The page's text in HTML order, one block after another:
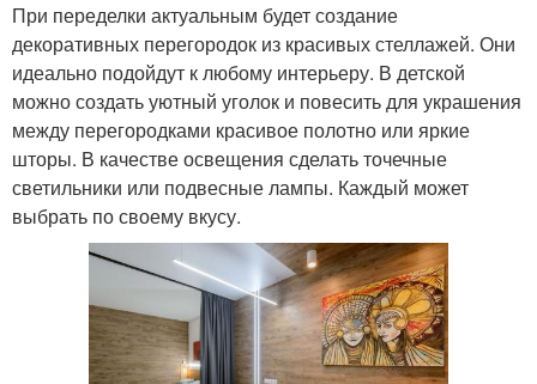
При переделки актуальным будет создание
декоративных перегородок из красивых стеллажей. Они
идеально подойдут к любому интерьеру. В детской
можно создать уютный уголок и повесить для украшения
между перегородками красивое полотно или яркие
шторы. В качестве освещения сделать точечные
светильники или подвесные лампы. Каждый может
выбрать по своему вкусу.